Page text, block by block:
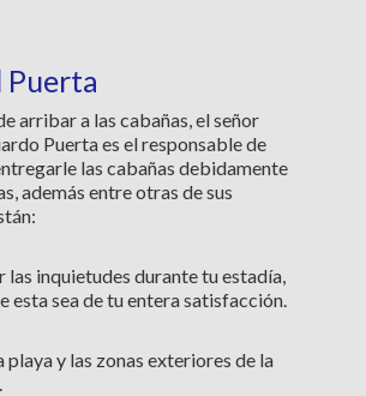
Puerta
arribar a las cabañas, el señor
Puerta es el responsable de
las cabañas debidamente
además entre otras de sus
las inquietudes durante tu estadía,
esta sea de tu entera satisfacción.
playa y las zonas exteriores de la